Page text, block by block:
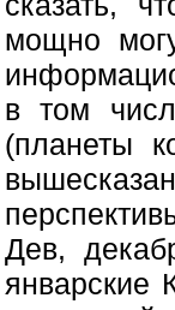
мощно
в том
(планеты
Дев,
январские